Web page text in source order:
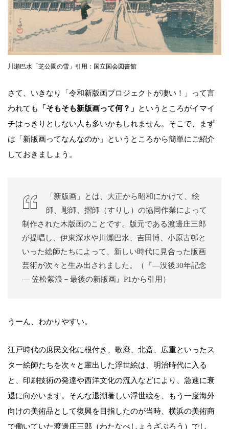
川瀬巴水「芝公園の雪」引用：国立国会図書館
さて、いきなり「令和新版画プロジェクトが凄い！」って言
われても
「そもそも新版画って何？」
というところがイマイ
チはっきりとしない人も多いかもしれません。そこで、まず
は「新版画ってなんなのか」というところから簡単にご紹介
しておきましょう。
「新版画」とは、大正から昭和にかけて、絵
師、彫師、摺師（すりし）の協同作業によって
制作された木版画のことです。版元である渡邊庄三郎
が提唱し、伊東深水や川瀬巴水、吉田博、小原古邨と
いった絵師たちによって、新しい時代に見合った版画
芸術が次々と生み出されました。（『―没後30年記念
― 笠松紫浪－最後の新版画』P1から引用）
うーん、わかりやすい。
江戸時代の庶民文化に根付き、歌麿、北斎、広重といったス
ター絵師たちを次々と輩出した浮世絵は、明治時代に入る
と、印刷技術の発達や西洋文化の流入などにより、急速に衰
退に向かいます。そんな退潮著しい浮世絵を、もう一度海外
向けの美術品として復興を目指したのが当時、横浜の美術商
で働いていた渡邊庄三郎（わたなべしょうざぶろう）でし